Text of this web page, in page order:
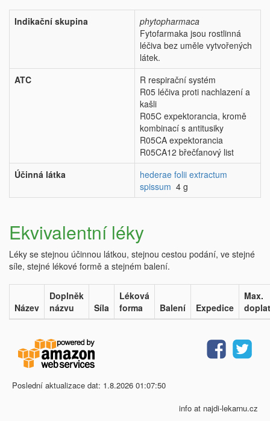
Indikační skupina
phytopharmaca
Fytofarmaka jsou rostlinná
léčiva bez uměle vytvořených
látek.
ATC
R respirační systém
R05 léčiva proti nachlazení a
kašli
R05C expektorancia, kromě
kombinací s antitusiky
R05CA expektorancia
R05CA12 břečťanový list
Účinná látka
hederae folii extractum
spissum 4 g
Ekvivalentní léky
Léky se stejnou účinnou látkou, stejnou cestou podání, ve stejné
síle, stejné lékové formě a stejném balení.
Název
Doplněk
názvu
Síla
Léková
forma
Balení Expedice
Max.
Poslední aktualizace dat: 1.8.2026 01:07:50
info at najdi-lekarnu.cz